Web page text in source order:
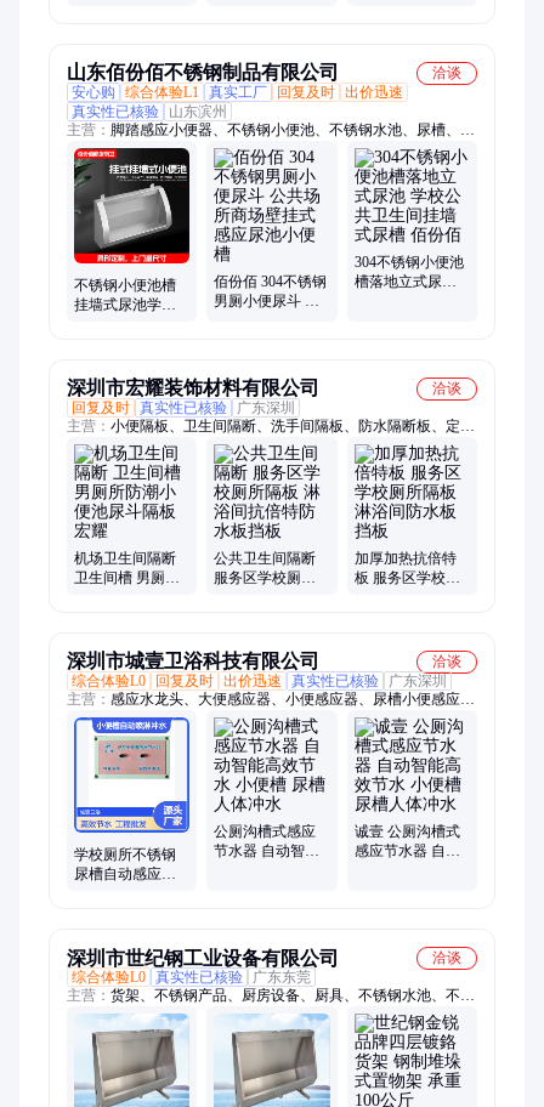
山东佰份佰不锈钢制品有限公司
洽谈
安心购
综合体验L1 真实工厂 回复及时 出价迅速
真实性已核验
山东滨州
主营： 脚踏感应小便器、不锈钢小便池、不锈钢水池、尿槽、不
锈钢工作台、幼儿园小便池
不锈钢小便池槽
挂墙式尿池学校
佰份佰 304不锈钢
男厕小便尿斗 公
304不锈钢小便池
槽落地立式尿池
深圳市宏耀装饰材料有限公司
洽谈
回复及时 真实性已核验
广东深圳
主营： 小便隔板、卫生间隔断、洗手间隔板、防水隔断板、定制
抗贝特板、定做厕所隔断、幼儿园卫生间、抗倍特防水板、洗手
间隔断挡板
机场卫生间隔断
卫生间槽 男厕所
公共卫生间隔断
服务区学校厕所
加厚加热抗倍特
板 服务区学校厕
深圳市城壹卫浴科技有限公司
洽谈
综合体验L0
回复及时 出价迅速 真实性已核验
广东深圳
主营： 感应水龙头、大便感应器、小便感应器、尿槽小便感应
器、干手机、感应给皂器、多功能龙头皂液一体机、婴儿安全座
椅、第三卫生间婴儿护理台、大便槽感应冲水器、公厕沟槽感应
节水器、沟槽厕所小便器、一体调温感应龙头、大便脚踏冲水
阀、台盆龙头泡沫给皂液器、三合一龙头皂液烘干机、手部消毒
器、陶瓷小便感应器、艾克烘手机、维修美标小便感应器、维修
TOTO小便感应器、维修箭牌小便感应器、维修科勒小便配件、
母婴室婴儿尿布台、二合一感应龙头烘手机
学校厕所不锈钢
尿槽自动感应冲
公厕沟槽式感应
节水器 自动智能
诚壹 公厕沟槽式
感应节水器 自动
深圳市世纪钢工业设备有限公司
洽谈
综合体验L0 真实性已核验
广东东莞
主营： 货架、不锈钢产品、厨房设备、厨具、不锈钢水池、不锈
钢工作台、钢板工作台、不锈钢洗手池、雨棚、钢结构